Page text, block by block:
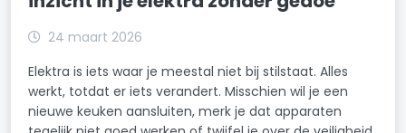
Wandelbos Zuid
Zorgvlied
24 maart 2026
Elektra is iets waar je meestal niet bij stilstaat. Alles
werkt, totdat er iets verandert. Misschien wil je een
nieuwe keuken aansluiten, merk je dat apparaten